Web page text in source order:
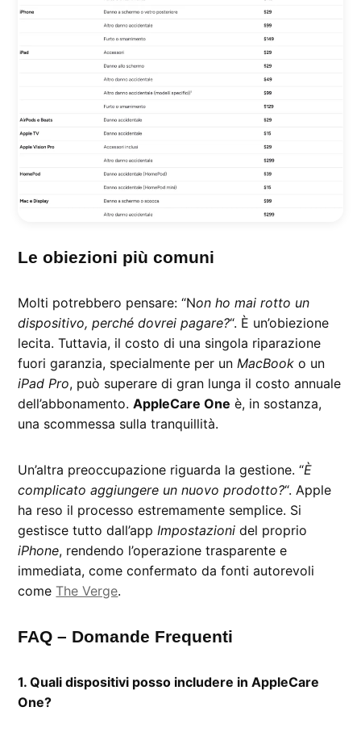
Le obiezioni più comuni
Molti potrebbero pensare: “Non ho mai rotto un
dispositivo, perché dovrei pagare?“. È un’obiezione
lecita. Tuttavia, il costo di una singola riparazione
fuori garanzia, specialmente per un MacBook o un
iPad Pro, può superare di gran lunga il costo annuale
dell’abbonamento.AppleCare One è, in sostanza,
una scommessa sulla tranquillità.
Un’altra preoccupazione riguarda la gestione. “È
complicato aggiungere un nuovo prodotto?“. Apple
ha reso il processo estremamente semplice. Si
gestisce tutto dall’app Impostazioni del proprio
iPhone, rendendo l’operazione trasparente e
immediata, come confermato da fonti autorevoli
come The Verge.
FAQ – Domande Frequenti
1. Quali dispositivi posso includere in AppleCare
One?